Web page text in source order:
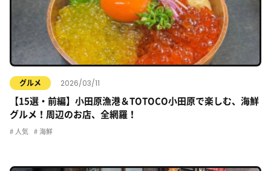
グルメ 2026/03/11
【15選・前編】小田原漁港＆TOTOCO小田原で楽しむ、海鮮
グルメ！周辺のお店、全網羅！
人気 海鮮